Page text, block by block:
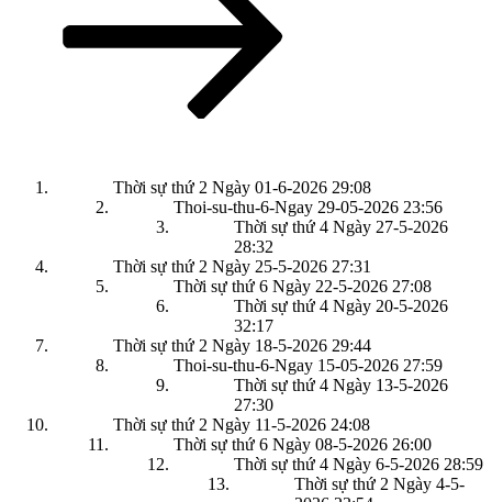
Thời sự thứ 2 Ngày 01-6-2026 29:08
Thoi-su-thu-6-Ngay 29-05-2026 23:56
Thời sự thứ 4 Ngày 27-5-2026
28:32
Thời sự thứ 2 Ngày 25-5-2026 27:31
Thời sự thứ 6 Ngày 22-5-2026 27:08
Thời sự thứ 4 Ngày 20-5-2026
32:17
Thời sự thứ 2 Ngày 18-5-2026 29:44
Thoi-su-thu-6-Ngay 15-05-2026 27:59
Thời sự thứ 4 Ngày 13-5-2026
27:30
Thời sự thứ 2 Ngày 11-5-2026 24:08
Thời sự thứ 6 Ngày 08-5-2026 26:00
Thời sự thứ 4 Ngày 6-5-2026 28:59
Thời sự thứ 2 Ngày 4-5-